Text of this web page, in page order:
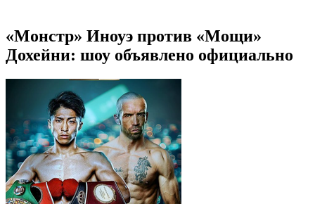
«Монстр» Иноуэ против «Мощи»
Дохейни: шоу объявлено официально